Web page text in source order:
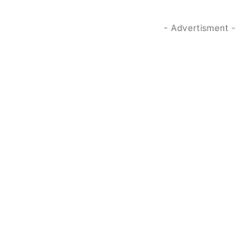
- Advertisment -